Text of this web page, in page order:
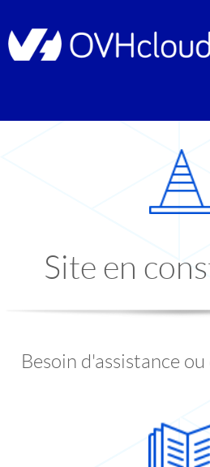
Site en
Besoin d'assistance